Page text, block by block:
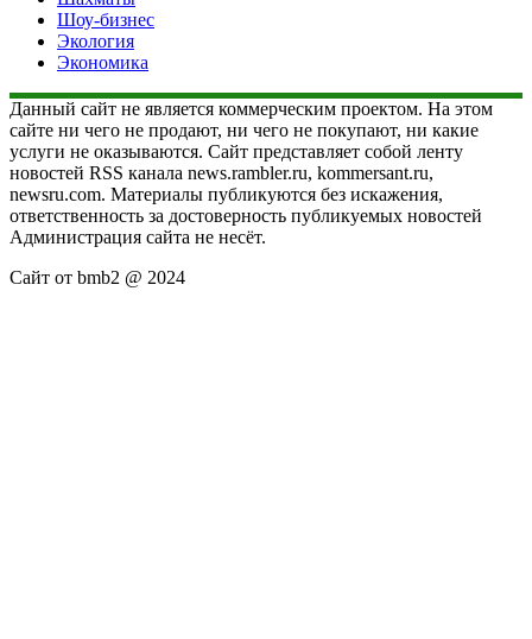
Шоу-бизнес
Экология
Экономика
Данный сайт не является коммерческим проектом. На этом
сайте ни чего не продают, ни чего не покупают, ни какие
услуги не оказываются. Сайт представляет собой ленту
новостей RSS канала news.rambler.ru, kommersant.ru,
newsru.com. Материалы публикуются без искажения,
ответственность за достоверность публикуемых новостей
Администрация сайта не несёт.
Сайт от bmb2 @ 2024